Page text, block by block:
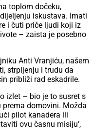
toplom dočeku,
iskustava. Imati
i čuti priče ljudi koji iz
– zaista je posebno
Anti Vranjiću, našem
strpljenju i trudu da
približi rad eskadrile.
izlet – bio je to susret s
domovini. Možda
pilot kanadera ili
ovu časnu misiju’,